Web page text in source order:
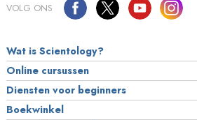
VOLG ONS
Wat is Scientology?
Online cursussen
Diensten voor beginners
Boekwinkel